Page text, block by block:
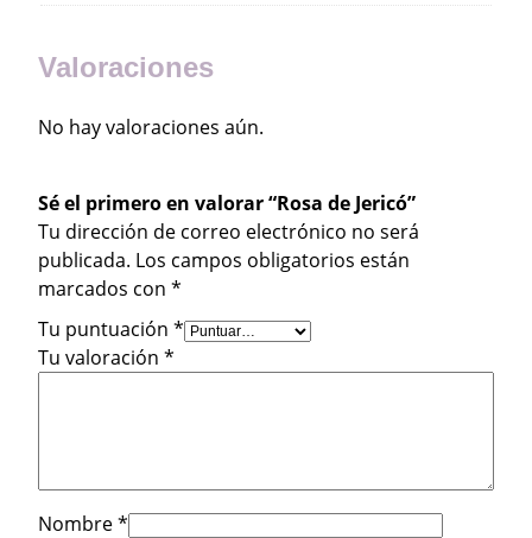
Valoraciones
No hay valoraciones aún.
Sé el primero en valorar “Rosa de Jericó”
Tu dirección de correo electrónico no será
publicada. Los campos obligatorios están
marcados con *
Tu puntuación *
Tu valoración *
Nombre*